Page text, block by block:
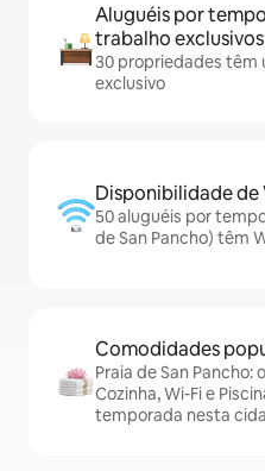
Aluguéis por
trabalho exclusivos
30 propriedades têm
exclusivo
Disponibilidade de
50 aluguéis por
de San Pancho) têm
Comodidades
Praia de San Pancho:
Cozinha, Wi-Fi e
temporada nesta